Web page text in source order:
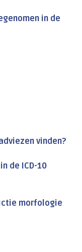
in de
vinden?
de ICD-10
morfologie